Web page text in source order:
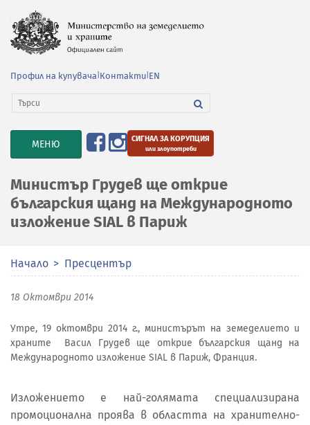
Профил на купувача Контакти EN
TOGGLE
NAVIGATION
МЕНЮ СИГНАЛ ЗА КОРУПЦИЯ
или злоупотреби
Министър Грудев ще открие
българския щанд на Международното
изложение SIAL в Париж
Начало Пресцентър
18 Октомври 2014
Утре, 19 октомври 2014 г., министърът на земеделието и
храните Васил Грудев ще открие българския щанд на
Международното изложение SIAL в Париж, Франция.
Изложението e най-голямата специализирана
промоционална проява в областта на хранително-